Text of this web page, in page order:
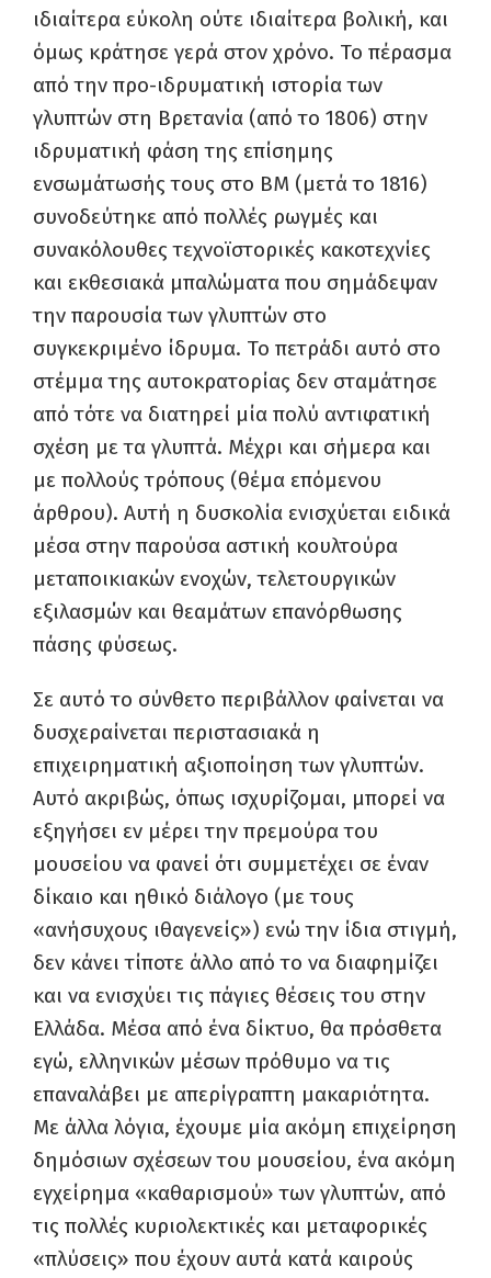
ιδιαίτερα εύκολη ούτε ιδιαίτερα βολική, και
όμως κράτησε γερά στον χρόνο. Το πέρασμα
από την προ-ιδρυματική ιστορία των
γλυπτών στη Βρετανία (από το 1806) στην
ιδρυματική φάση της επίσημης
ενσωμάτωσής τους στο ΒΜ (μετά το 1816)
συνοδεύτηκε από πολλές ρωγμές και
συνακόλουθες τεχνοϊστορικές κακοτεχνίες
και εκθεσιακά μπαλώματα που σημάδεψαν
την παρουσία των γλυπτών στο
συγκεκριμένο ίδρυμα. Το πετράδι αυτό στο
στέμμα της αυτοκρατορίας δεν σταμάτησε
από τότε να διατηρεί μία πολύ αντιφατική
σχέση με τα γλυπτά. Μέχρι και σήμερα και
με πολλούς τρόπους (θέμα επόμενου
άρθρου). Αυτή η δυσκολία ενισχύεται ειδικά
μέσα στην παρούσα αστική κουλτούρα
μεταποικιακών ενοχών, τελετουργικών
εξιλασμών και θεαμάτων επανόρθωσης
πάσης φύσεως.
Σε αυτό το σύνθετο περιβάλλον φαίνεται να
δυσχεραίνεται περιστασιακά η
επιχειρηματική αξιοποίηση των γλυπτών.
Αυτό ακριβώς, όπως ισχυρίζομαι, μπορεί να
εξηγήσει εν μέρει την πρεμούρα του
μουσείου να φανεί ότι συμμετέχει σε έναν
δίκαιο και ηθικό διάλογο (με τους
«ανήσυχους ιθαγενείς») ενώ την ίδια στιγμή,
δεν κάνει τίποτε άλλο από το να διαφημίζει
και να ενισχύει τις πάγιες θέσεις του στην
Ελλάδα. Μέσα από ένα δίκτυο, θα πρόσθετα
εγώ, ελληνικών μέσων πρόθυμο να τις
επαναλάβει με απερίγραπτη μακαριότητα.
Με άλλα λόγια, έχουμε μία ακόμη επιχείρηση
δημόσιων σχέσεων του μουσείου, ένα ακόμη
εγχείρημα «καθαρισμού» των γλυπτών, από
τις πολλές κυριολεκτικές και μεταφορικές
«πλύσεις» που έχουν αυτά κατά καιρούς